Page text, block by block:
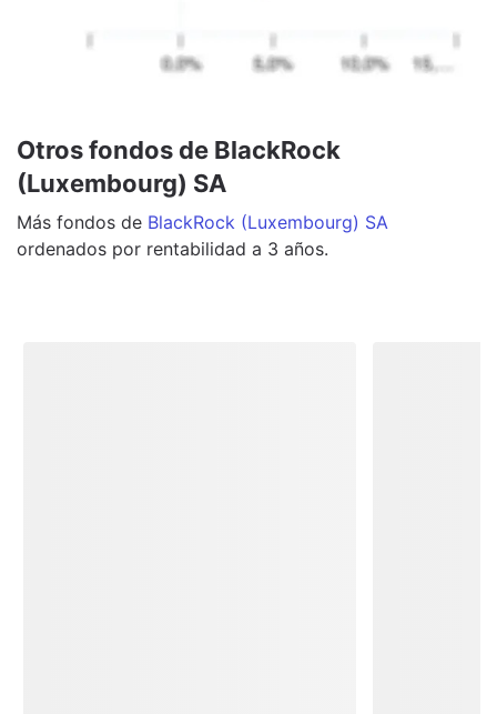
Otros fondos de BlackRock
(Luxembourg) SA
Más fondos de BlackRock (Luxembourg) SA
ordenados por rentabilidad a 3 años.